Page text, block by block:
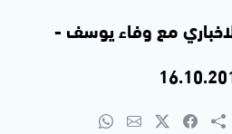
مع وفاء يوسف -